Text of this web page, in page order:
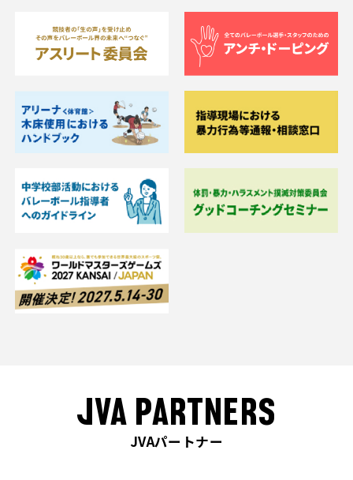
JVA PARTNERS
JVAパートナー